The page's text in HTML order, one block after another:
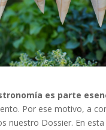
es parte
Por ese motivo, a
nuestro Dossier. En